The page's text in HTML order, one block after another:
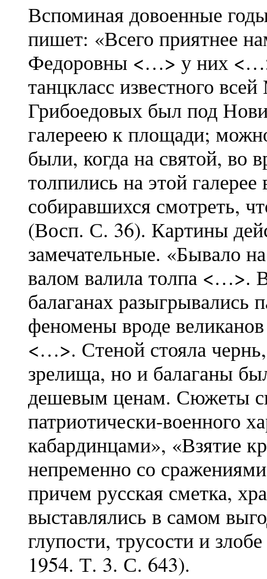
Вспоминая довоенные
пишет: «Всего приятнее
Федоровны <…> у них
танцкласс известного
Грибоедовых был под
галереею к площади;
были, когда на святой,
толпились на этой
собиравшихся смотреть,
(Восп. С. 36). Картины
замечательные. «Бывало
валом валила толпа <…>.
балаганах разыгрывались
феномены вроде
<…>. Стеной стояла
зрелища, но и балаганы
дешевым ценам. Сюжеты
патриотически-военного
кабардинцами», «Взятие
непременно со
причем русская сметка,
выставлялись в самом
глупости, трусости и
1954. Т. 3. С. 643).